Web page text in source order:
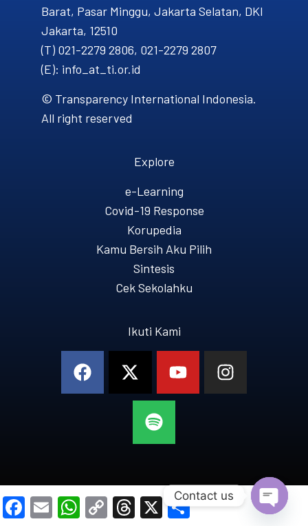
Barat, Pasar Minggu, Jakarta Selatan, DKI
Jakarta, 12510
(T) 021-2279 2806, 021-2279 2807
(E): info_at_ti.or.id
© Transparency International Indonesia.
All right reserved
Explore
e-Learning
Covid-19 Response
Korupedia
Kamu Bersih Aku Pilih
Sintesis
Cek Sekolahku
Ikuti Kami
Facebook
EmailWhatsApp
CopyThreads
X Share
Contact us